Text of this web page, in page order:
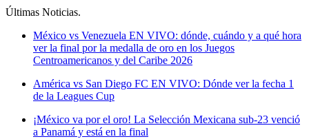
Últimas Noticias.
México vs Venezuela EN VIVO: dónde, cuándo y a qué hora
ver la final por la medalla de oro en los Juegos
Centroamericanos y del Caribe 2026
América vs San Diego FC EN VIVO: Dónde ver la fecha 1
de la Leagues Cup
¡México va por el oro! La Selección Mexicana sub-23 venció
a Panamá y está en la final